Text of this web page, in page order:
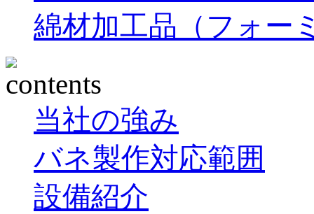
綿材加工品（フォー
当社の強み
バネ製作対応範囲
設備紹介